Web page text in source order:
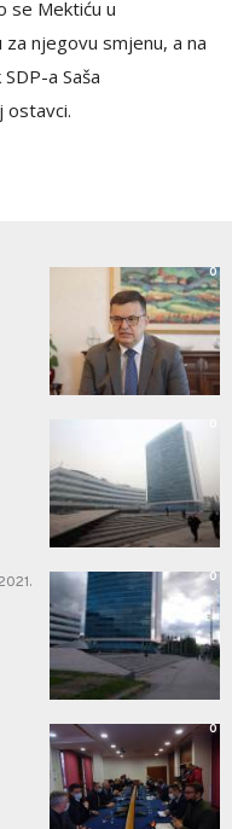
se Mektiću u
njegovu smjenu, a na
a Saša
ostavci.
0
0
0